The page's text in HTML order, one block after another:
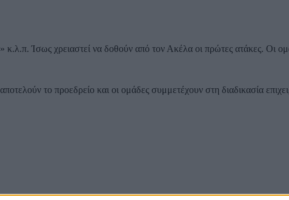
Ίσως χρειαστεί να δοθούν από τον Ακέλα οι πρώτες ατάκες. Οι
το προεδρείο και οι ομάδες συμμετέχουν στη διαδικασία